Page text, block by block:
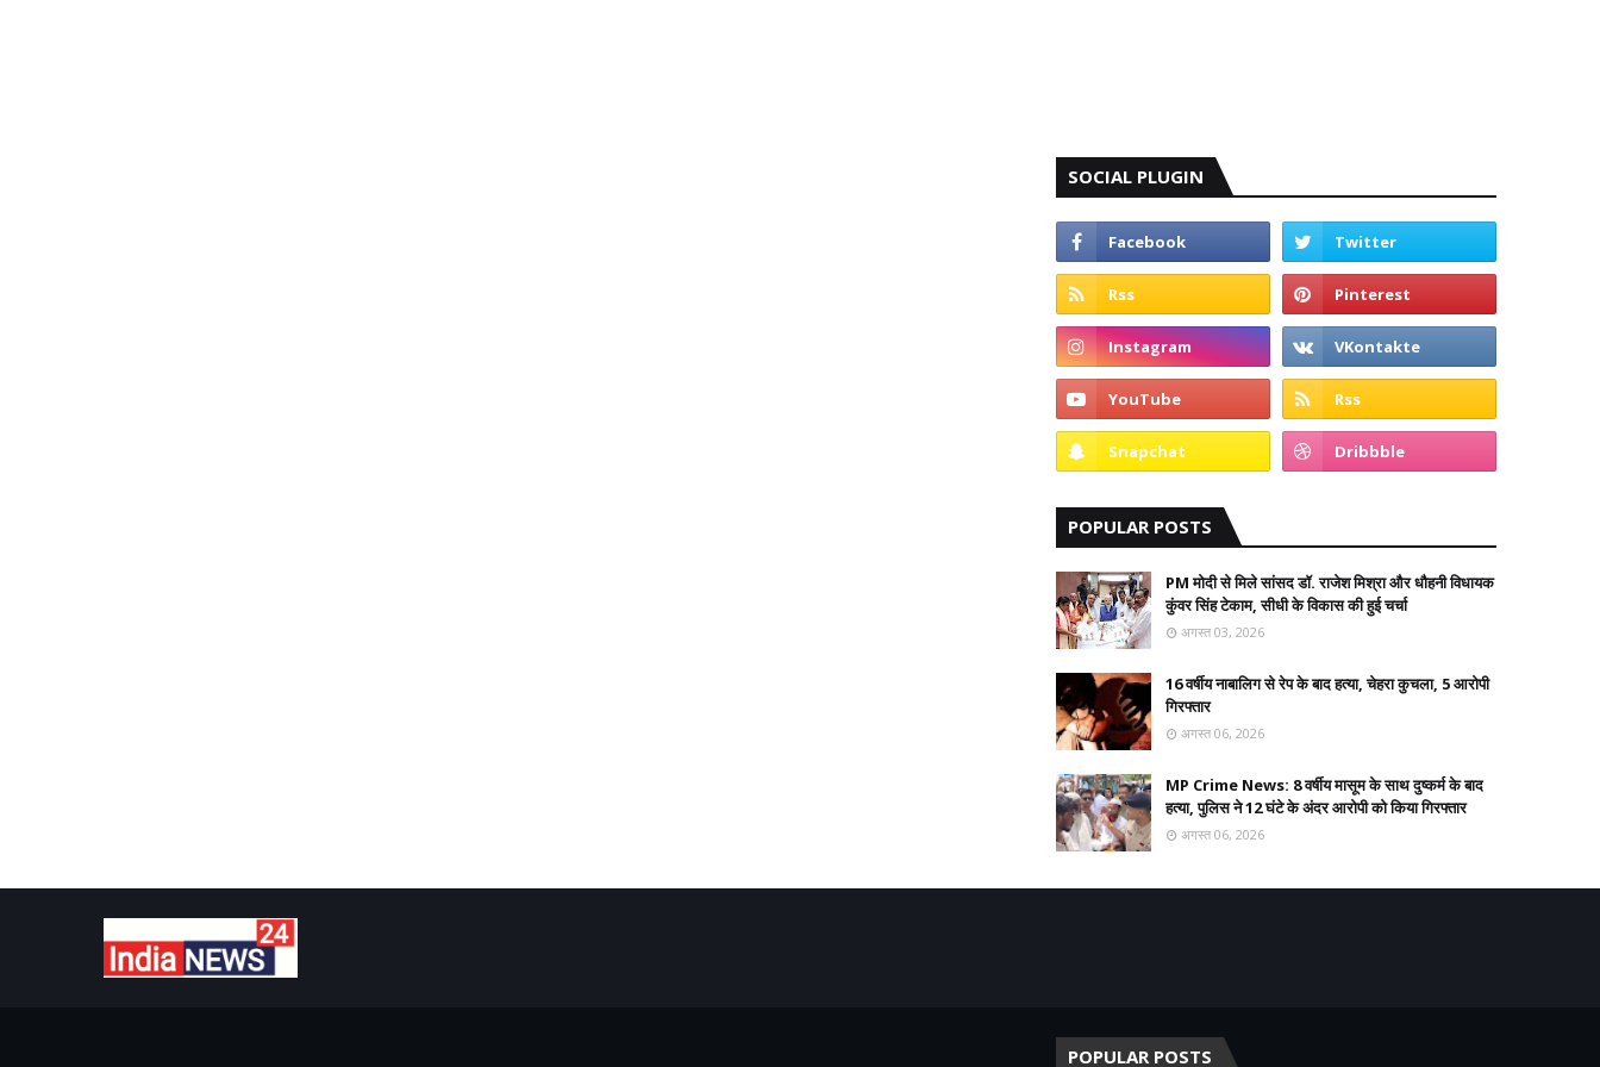
SOCIAL PLUGIN
POPULAR POSTS
PM मोदी से मिले सांसद डॉ. राजेश मिश्रा और धौहनी विधायक
कुंवर सिंह टेकाम, सीधी के विकास की हुई चर्चा
अगस्त 03, 2026
16 वर्षीय नाबालिग से रेप के बाद हत्या, चेहरा कुचला, 5 आरोपी
गिरफ्तार
अगस्त 06, 2026
MP Crime News: 8 वर्षीय मासूम के साथ दुष्कर्म के बाद
हत्या, पुलिस ने 12 घंटे के अंदर आरोपी को किया गिरफ्तार
अगस्त 06, 2026
POPULAR POSTS